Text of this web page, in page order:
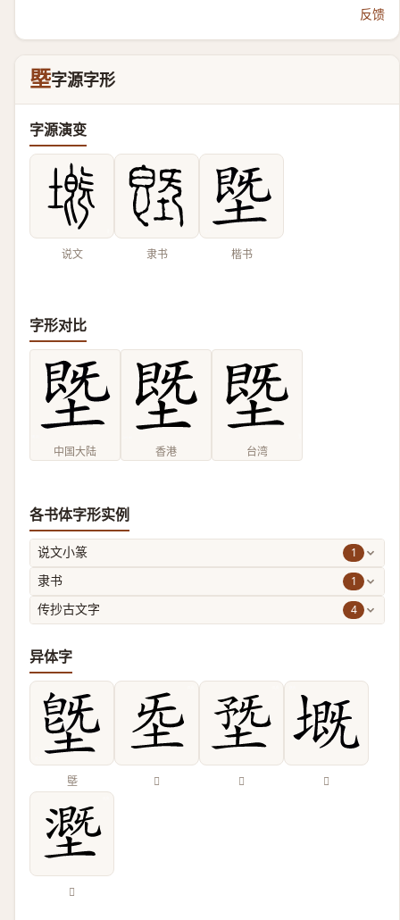
反馈
塈字源字形
字源演变
说文 隶书 楷书
字形对比
中国大陆 香港 台湾
各书体字形实例
说文小篆 1
隶书 1
传抄古文字 4
异体字
墍 𡉙 𡍳 𡏲
𡒖